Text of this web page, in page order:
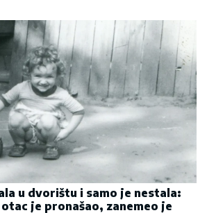
u dvorištu i samo je nestala:
je pronašao, zanemeo je